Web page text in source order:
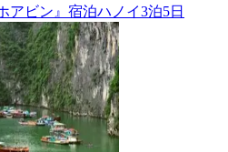
アビン』宿泊ハノイ3泊5日